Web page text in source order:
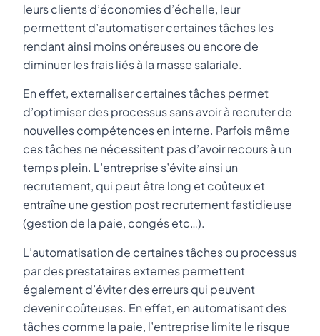
leurs clients d’économies d’échelle, leur
permettent d’automatiser certaines tâches les
rendant ainsi moins onéreuses ou encore de
diminuer les frais liés à la masse salariale.
En effet, externaliser certaines tâches permet
d’optimiser des processus sans avoir à recruter de
nouvelles compétences en interne. Parfois même
ces tâches ne nécessitent pas d’avoir recours à un
temps plein. L’entreprise s’évite ainsi un
recrutement, qui peut être long et coûteux et
entraîne une gestion post recrutement fastidieuse
(gestion de la paie, congés etc…).
L’automatisation de certaines tâches ou processus
par des prestataires externes permettent
également d’éviter des erreurs qui peuvent
devenir coûteuses. En effet, en automatisant des
tâches comme la paie, l’entreprise limite le risque